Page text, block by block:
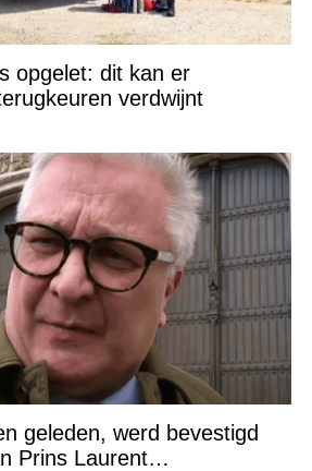
opgelet: dit kan er
verdwijnt
geleden, werd bevestigd
Prins Laurent…